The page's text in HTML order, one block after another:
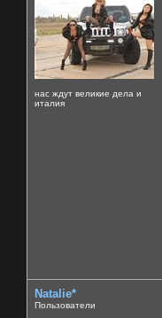
нас ждут великие дела и
италия
Natalie*
Пользователи